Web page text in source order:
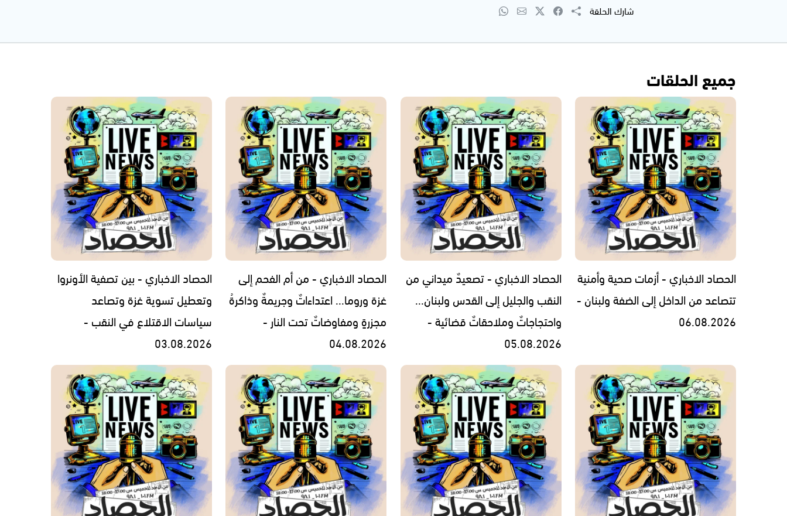
شارك الحلقة
جميع الحلقات
الحصاد الاخباري - أزمات صحية وأمنية
تتصاعد من الداخل إلى الضفة ولبنان -
06.08.2026
الحصاد الاخباري - تصعيدٌ ميداني من
النقب والجليل إلى القدس ولبنان...
واحتجاجاتٌ وملاحقاتٌ قضائية -
05.08.2026
الحصاد الاخباري - من أم الفحم إلى
غزة وروما... اعتداءاتٌ وجريمةٌ وذاكرةُ
مجزرةٍ ومفاوضاتٌ تحت النار -
04.08.2026
الحصاد الاخباري - بين تصفية الأونروا
وتعطيل تسوية غزة وتصاعد
سياسات الاقتلاع في النقب -
03.08.2026